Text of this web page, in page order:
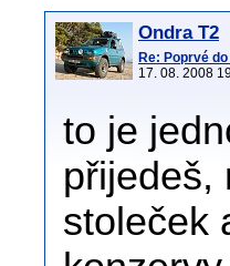
Ondra T2
Re: Poprvé
17. 08. 2008
to je
přijedeš,
stoleček